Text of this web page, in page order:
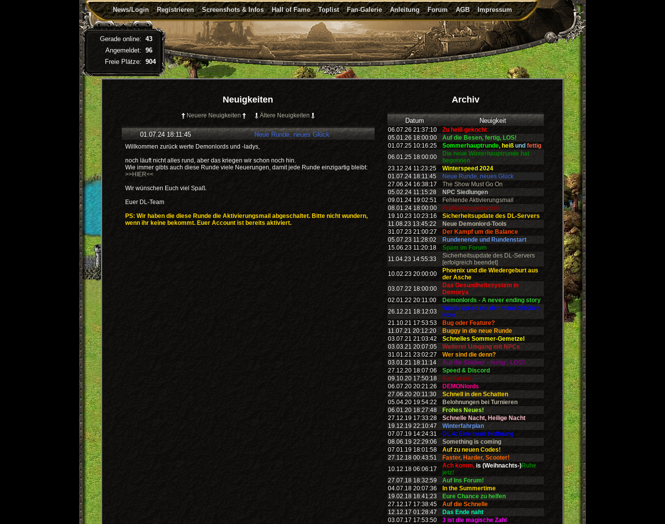
News/Login Registrieren Screenshots & Infos Hall of Fame Toplist Fan-Galerie Anleitung Forum AGB Impressum
Neuigkeiten
Neuere Neuigkeiten Ältere Neuigkeiten
01.07.24 18:11:45 Neue Runde, neues Glück
Willkommen zurück werte Demonlords und -ladys,
noch läuft nicht alles rund, aber das kriegen wir schon noch hin.
Wie immer gibts auch diese Runde viele Neuerungen, damit jede Runde einzigartig bleibt:
>>HIER<<
Wir wünschen Euch viel Spaß.
Euer DL-Team
PS: Wir haben die diese Runde die Aktivierungsmail abgeschaltet. Bitte nicht wundern,
wenn ihr keine bekommt. Euer Account ist bereits aktiviert.
Archiv
Datum Neuigkeit
06.07.26 21:37:10
Zu heiß gekocht
05.01.26 18:00:00
Auf die Besen, fertig, LOS!
01.07.25 10:16:25
Sommerhauptrunde, heiß und fettig
06.01.25 18:00:00
Die neue Winterhauptrunde hat
begonnen
23.12.24 11:23:25
Winterspeed 2024
01.07.24 18:11:45
Neue Runde, neues Glück
27.06.24 16:38:17
The Show Must Go On
05.02.24 11:15:28
NPC Siedlungen
09.01.24 19:02:51
Fehlende Aktivierungsmail
08.01.24 18:00:00
Frühjahresgemetzel
19.10.23 10:23:16
Sicherheitsupdate des DL-Servers
11.08.23 13:45:22
Neue Demonlord-Tools
31.07.23 21:00:27
Der Kampf um die Balance
05.07.23 11:28:02
Rundenende und Rundenstart
15.06.23 11:20:18
Spam im Forum
11.04.23 14:55:33
Sicherheitsupdate des DL-Servers
[erfolgreich beendet]
10.02.23 20:00:00
Phoenix und die Wiedergeburt aus
der Asche
03.07.22 18:00:00
Das Gesundheitssystem in
Demorya
02.01.22 20:11:00
Demonlords - A never ending story
26.12.21 18:12:03
Winterspeed mit der menschlichen
Note
21.10.21 17:53:53
Bug oder Feature?
11.07.21 20:12:20
Buggy in die neue Runde
03.07.21 21:03:42
Schnelles Sommer-Gemetzel
03.03.21 20:07:05
Weiterer Umgang mit NPCs
31.01.21 23:02:27
Wer sind die denn?
03.01.21 18:11:14
Auf die Söldner - fertig - LOS!!
27.12.20 18:07:06
Speed & Discord
09.10.20 17:50:18
Barbaren!
06.07.20 20:21:26
DEMONlords
27.06.20 20:11:30
Schnell in den Schatten
05.04.20 19:54:22
Belohnungen bei Turnieren
06.01.20 18:27:48
Frohes Neues!
27.12.19 17:33:28
Schnelle Nacht, Heilige Nacht
19.12.19 22:10:47
Winterfahrplan
07.07.19 14:24:31
DL 4: Eine neue Hoffnung
08.06.19 22:29:06
Something is coming
07.01.19 18:01:58
Auf zu neuen Codes!
27.12.18 00:43:51
Faster, Harder, Scooter!
10.12.18 06:06:17
Ach komm, is (Weihnachts-)Ruhe
jetz!
27.07.18 18:32:59
Auf Ins Forum!
04.07.18 20:07:36
In the Summertime
19.02.18 18:41:23
Eure Chance zu helfen
27.12.17 17:38:45
Auf die Schnelle
12.12.17 01:28:47
Das Ende naht
03.07.17 17:53:50
3 ist die magische Zahl
Gerade online: 43
Angemeldet: 96
Freie Plätze: 904